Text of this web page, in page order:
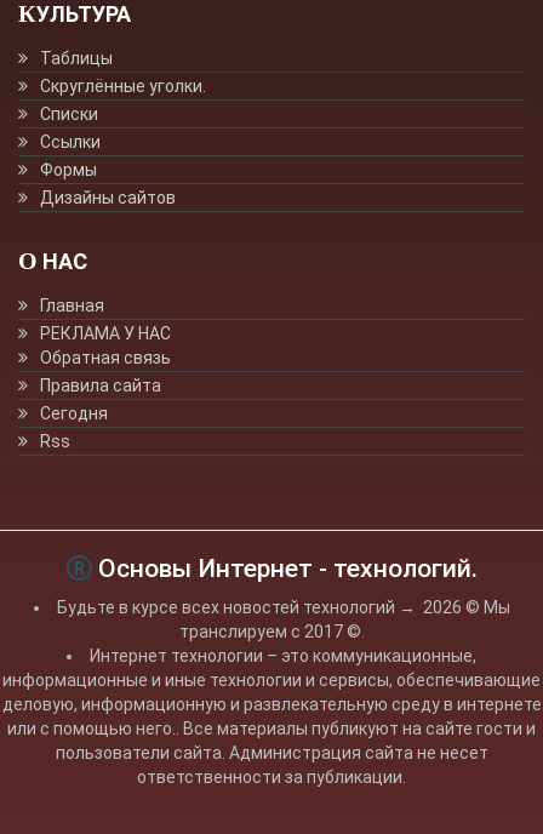
КУЛЬТУРА
Таблицы
Скруглённые уголки.
Списки
Ссылки
Формы
Дизайны сайтов
О НАС
Главная
РЕКЛАМА У НАС
Обратная связь
Правила сайта
Сегодня
Rss
Основы Интернет - технологий.
Будьте в курсе всех новостей технологий → 2026 © Мы
транслируем с 2017 ©.
Интернет технологии – это коммуникационные,
информационные и иные технологии и сервисы, обеспечивающие
деловую, информационную и развлекательную среду в интернете
или с помощью него.. Все материалы публикуют на сайте гости и
пользователи сайта. Администрация сайта не несет
ответственности за публикации.